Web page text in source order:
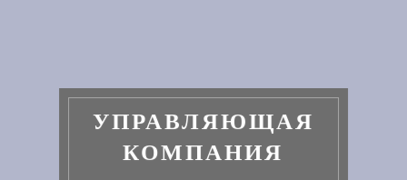
УПРАВЛЯЮЩАЯ
КОМПАНИЯ